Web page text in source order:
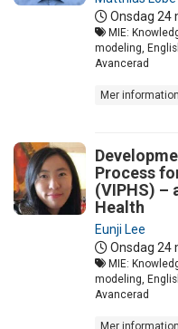
Onsdag 24
MIE:
modeling,
Avancerad
Mer information
Process
(VIPHS) –
Health
Eunji Lee
Onsdag 24
MIE:
modeling,
Avancerad
Mer information